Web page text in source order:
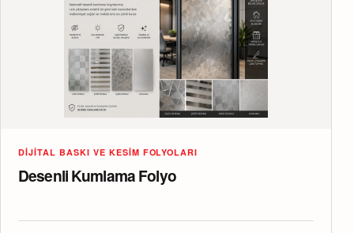
DIJITAL BASKI VE KESIM FOLYOLARI
Desenli Kumlama Folyo